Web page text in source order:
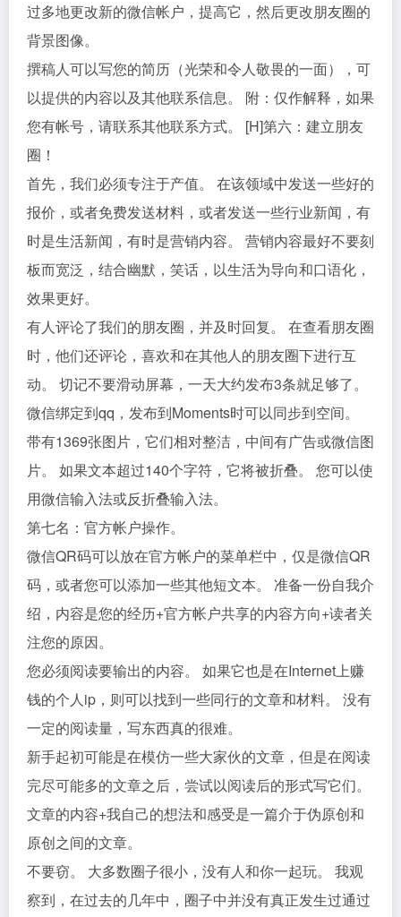
过多地更改新的微信帐户，提高它，然后更改朋友圈的
背景图像。
撰稿人可以写您的简历（光荣和令人敬畏的一面），可
以提供的内容以及其他联系信息。 附：仅作解释，如果
您有帐号，请联系其他联系方式。 [H]第六：建立朋友
圈！
首先，我们必须专注于产值。 在该领域中发送一些好的
报价，或者免费发送材料，或者发送一些行业新闻，有
时是生活新闻，有时是营销内容。 营销内容最好不要刻
板而宽泛，结合幽默，笑话，以生活为导向和口语化，
效果更好。
有人评论了我们的朋友圈，并及时回复。 在查看朋友圈
时，他们还评论，喜欢和在其他人的朋友圈下进行互
动。 切记不要滑动屏幕，一天大约发布3条就足够了。
微信绑定到qq，发布到Moments时可以同步到空间。
带有1369张图片，它们相对整洁，中间有广告或微信图
片。 如果文本超过140个字符，它将被折叠。 您可以使
用微信输入法或反折叠输入法。
第七名：官方帐户操作。
微信QR码可以放在官方帐户的菜单栏中，仅是微信QR
码，或者您可以添加一些其他短文本。 准备一份自我介
绍，内容是您的经历+官方帐户共享的内容方向+读者关
注您的原因。
您必须阅读要输出的内容。 如果它也是在Internet上赚
钱的个人ip，则可以找到一些同行的文章和材料。 没有
一定的阅读量，写东西真的很难。
新手起初可能是在模仿一些大家伙的文章，但是在阅读
完尽可能多的文章之后，尝试以阅读后的形式写它们。
文章的内容+我自己的想法和感受是一篇介于伪原创和
原创之间的文章。
不要窃。 大多数圈子很小，没有人和你一起玩。 我观
察到，在过去的几年中，圈子中并没有真正发生过通过